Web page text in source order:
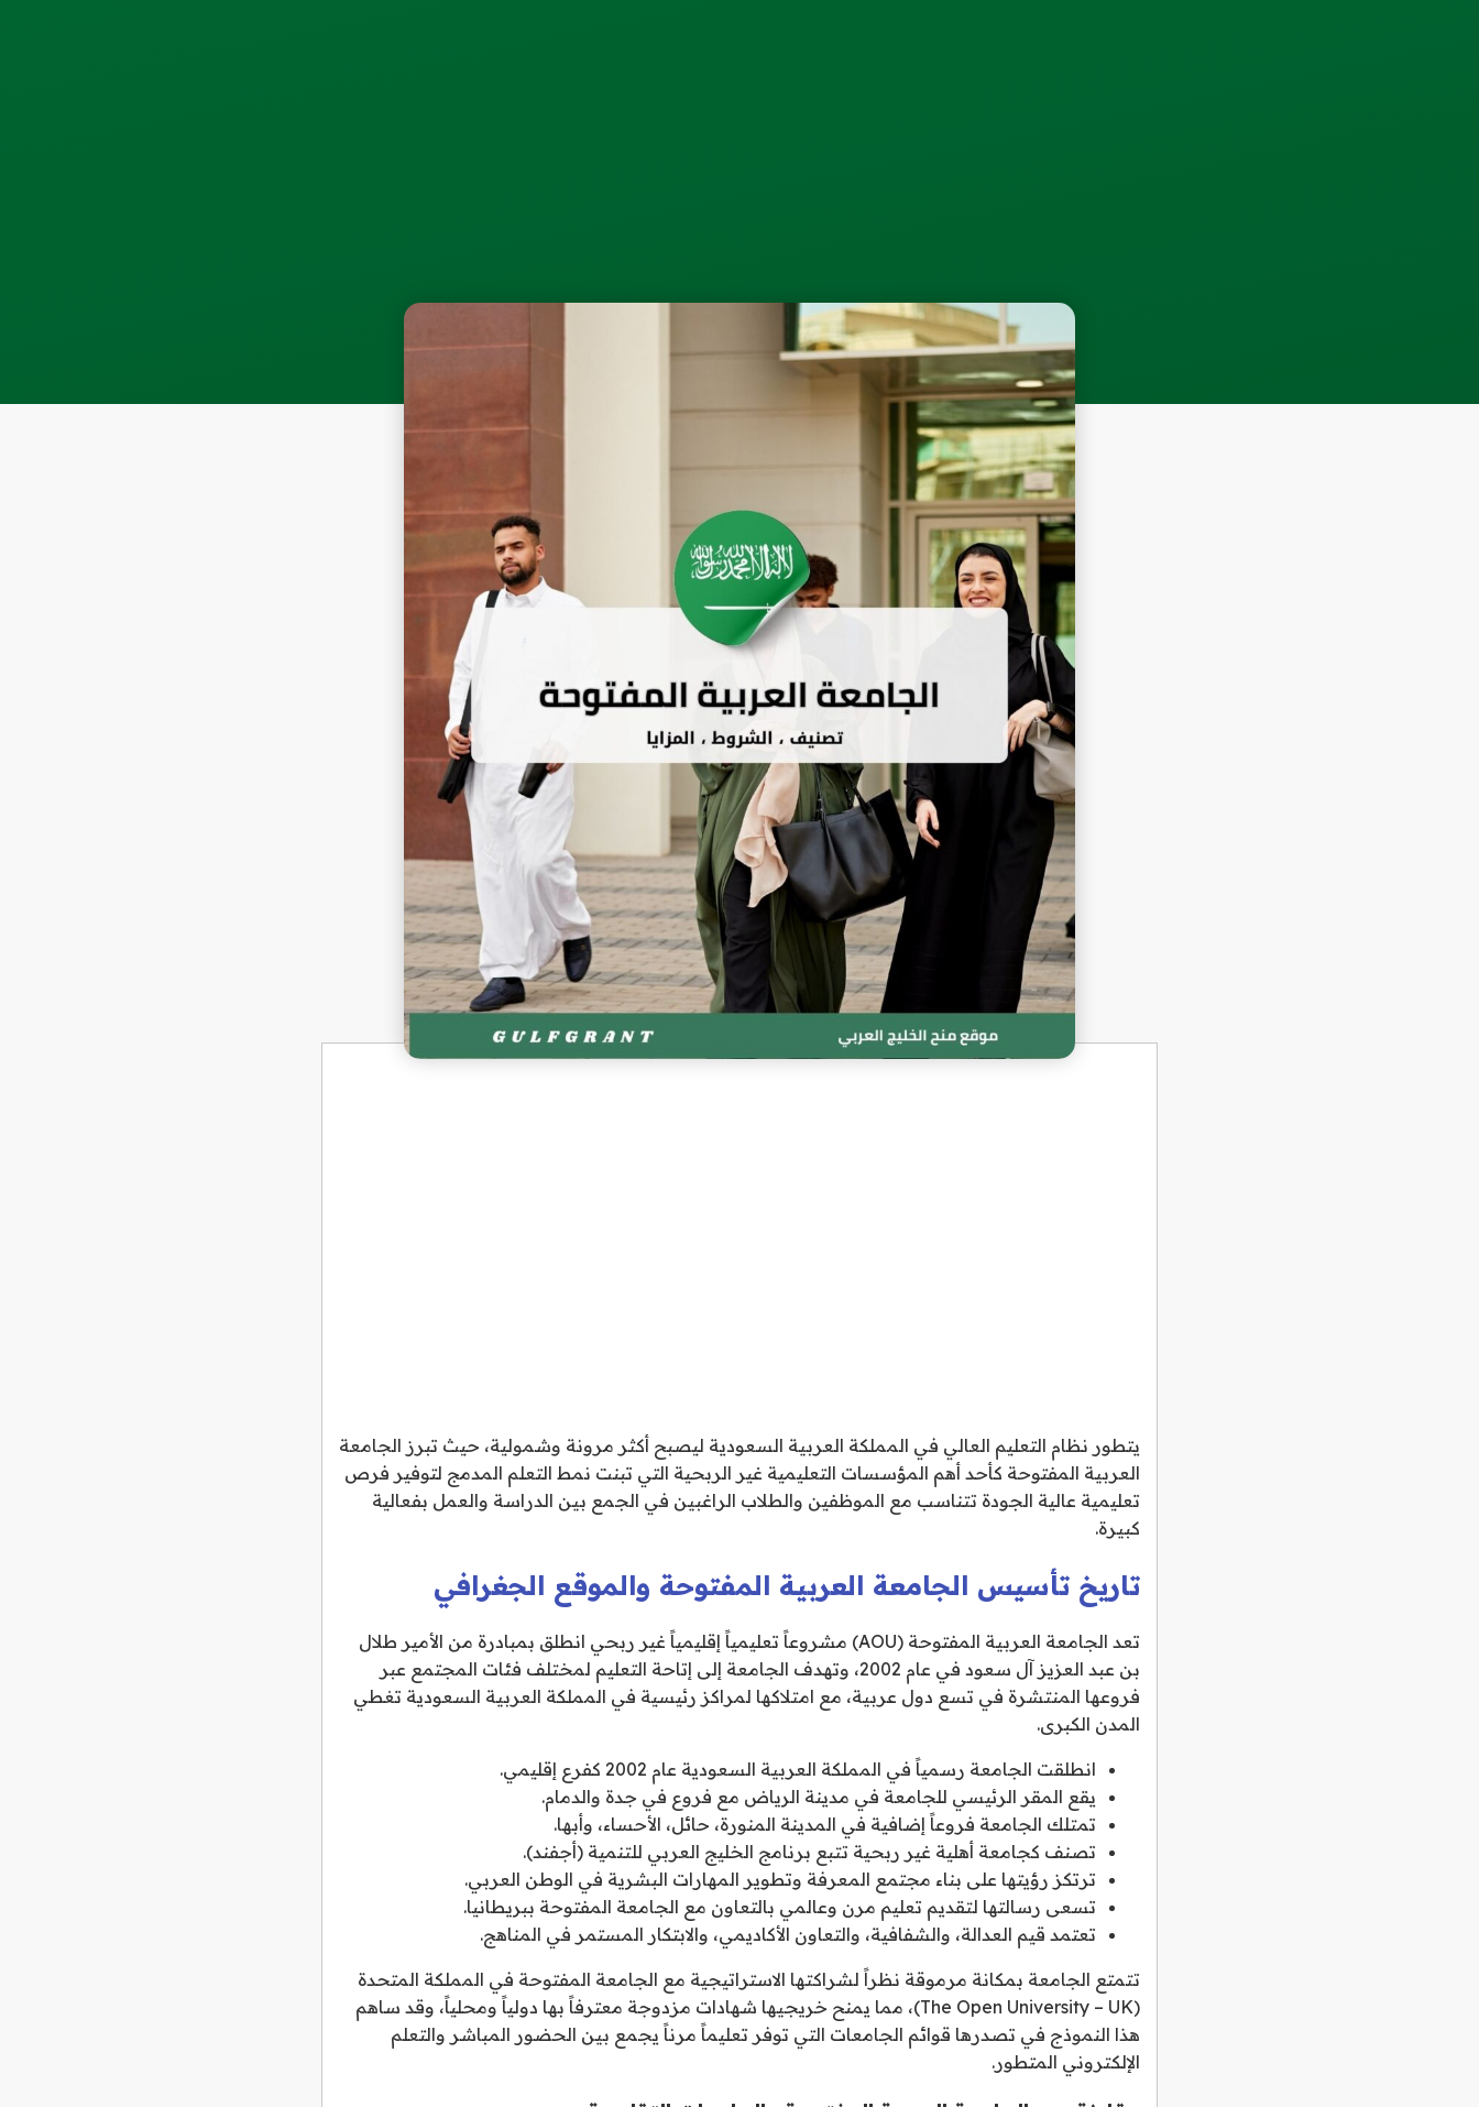
يتطور نظام التعليم العالي في المملكة العربية السعودية ليصبح أكثر مرونة وشمولية، حيث تبرز الجامعة
العربية المفتوحة كأحد أهم المؤسسات التعليمية غير الربحية التي تبنت نمط التعلم المدمج لتوفير فرص
تعليمية عالية الجودة تتناسب مع الموظفين والطلاب الراغبين في الجمع بين الدراسة والعمل بفعالية
كبيرة.
تاريخ تأسيس الجامعة العربية المفتوحة والموقع الجغرافي
تعد الجامعة العربية المفتوحة (AOU) مشروعاً تعليمياً إقليمياً غير ربحي انطلق بمبادرة من الأمير طلال
بن عبد العزيز آل سعود في عام 2002، وتهدف الجامعة إلى إتاحة التعليم لمختلف فئات المجتمع عبر
فروعها المنتشرة في تسع دول عربية، مع امتلاكها لمراكز رئيسية في المملكة العربية السعودية تغطي
المدن الكبرى.
انطلقت الجامعة رسمياً في المملكة العربية السعودية عام 2002 كفرع إقليمي.
يقع المقر الرئيسي للجامعة في مدينة الرياض مع فروع في جدة والدمام.
تمتلك الجامعة فروعاً إضافية في المدينة المنورة، حائل، الأحساء، وأبها.
تصنف كجامعة أهلية غير ربحية تتبع برنامج الخليج العربي للتنمية (أجفند).
ترتكز رؤيتها على بناء مجتمع المعرفة وتطوير المهارات البشرية في الوطن العربي.
تسعى رسالتها لتقديم تعليم مرن وعالمي بالتعاون مع الجامعة المفتوحة ببريطانيا.
تعتمد قيم العدالة، والشفافية، والتعاون الأكاديمي، والابتكار المستمر في المناهج.
تتمتع الجامعة بمكانة مرموقة نظراً لشراكتها الاستراتيجية مع الجامعة المفتوحة في المملكة المتحدة
(The Open University – UK)، مما يمنح خريجيها شهادات مزدوجة معترفاً بها دولياً ومحلياً، وقد ساهم
هذا النموذج في تصدرها قوائم الجامعات التي توفر تعليماً مرناً يجمع بين الحضور المباشر والتعلم
الإلكتروني المتطور.